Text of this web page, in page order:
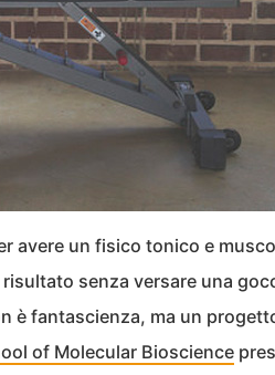
avere un fisico tonico e
senza versare una
è fantascienza, ma un
of Molecular Bioscience